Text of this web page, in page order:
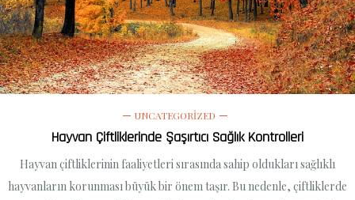
UNCATEGORIZED
Hayvan Çiftliklerinde Şaşırtıcı Sağlık Kontrolleri
Hayvan çiftliklerinin faaliyetleri sırasında sahip oldukları sağlıklı
hayvanların korunması büyük bir önem taşır. Bu nedenle, çiftliklerde